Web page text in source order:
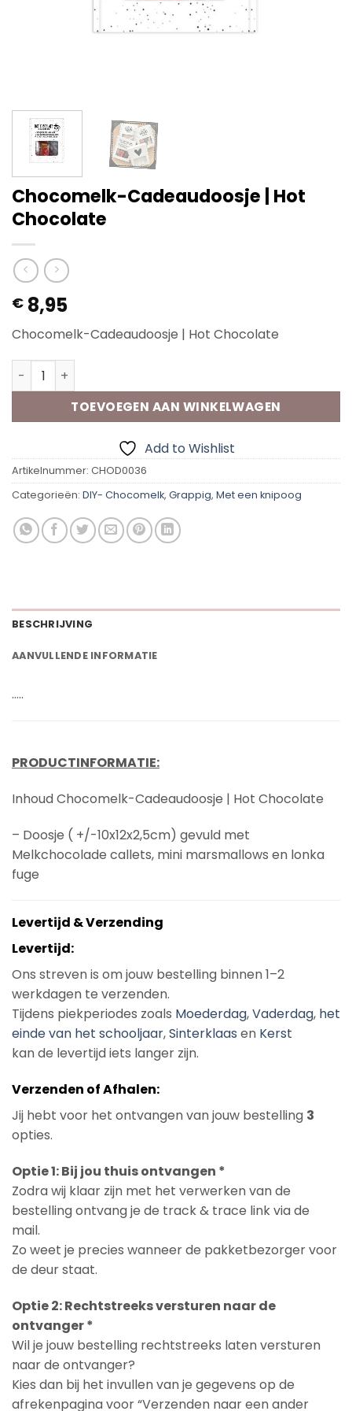
Chocomelk-Cadeaudoosje | Hot
Chocolate
€ 8,95
Chocomelk-Cadeaudoosje | Hot Chocolate
Chocomelk-Cadeaudoosje | Hot Chocolate aantal
TOEVOEGEN AAN WINKELWAGEN
Add to Wishlist
Artikelnummer: CHOD0036
Categorieën: DIY- Chocomelk, Grappig, Met een knipoog
BESCHRIJVING
AANVULLENDE INFORMATIE
…..
PRODUCTINFORMATIE:
Inhoud Chocomelk-Cadeaudoosje | Hot Chocolate
– Doosje ( +/-10x12x2,5cm) gevuld met
Melkchocolade callets, mini marsmallows en lonka
fuge
Levertijd & Verzending
Levertijd:
Ons streven is om jouw bestelling binnen 1–2
werkdagen te verzenden.
Tijdens piekperiodes zoals Moederdag,Vaderdag, het
einde van het schooljaar,Sinterklaas en Kerst
kan de levertijd iets langer zijn.
Verzenden of Afhalen:
Jij hebt voor het ontvangen van jouw bestelling 3
opties.
Optie 1: Bij jou thuis ontvangen *
Zodra wij klaar zijn met het verwerken van de
bestelling ontvang je de track & trace link via de
mail.
Zo weet je precies wanneer de pakketbezorger voor
de deur staat.
Optie 2: Rechtstreeks versturen naar de
ontvanger *
Wil je jouw bestelling rechtstreeks laten versturen
naar de ontvanger?
Kies dan bij het invullen van je gegevens op de
afrekenpagina voor “Verzenden naar een ander